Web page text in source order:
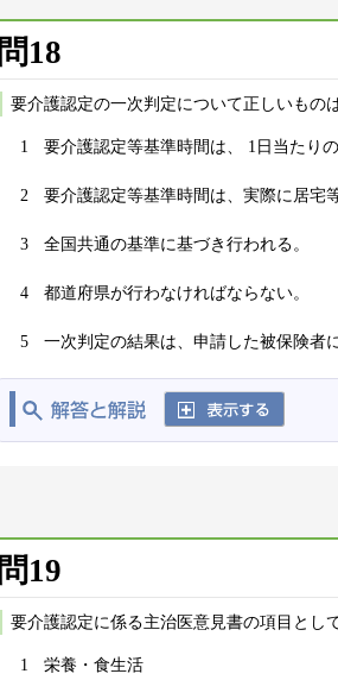
問18
要介護認定の一次判定について正しいもの
1 要介護認定等基準時間は、 1日当たり
2 要介護認定等基準時間は、実際に居宅
3 全国共通の基準に基づき行われる。
4 都道府県が行わなければならない。
5 一次判定の結果は、申請した被保険者
問19
要介護認定に係る主治医意見書の項目とし
1 栄養・食生活